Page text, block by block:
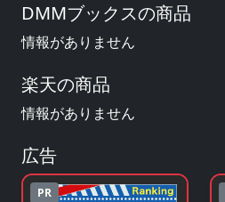
DMMブックスの商品
情報がありません
楽天の商品
情報がありません
広告
PR